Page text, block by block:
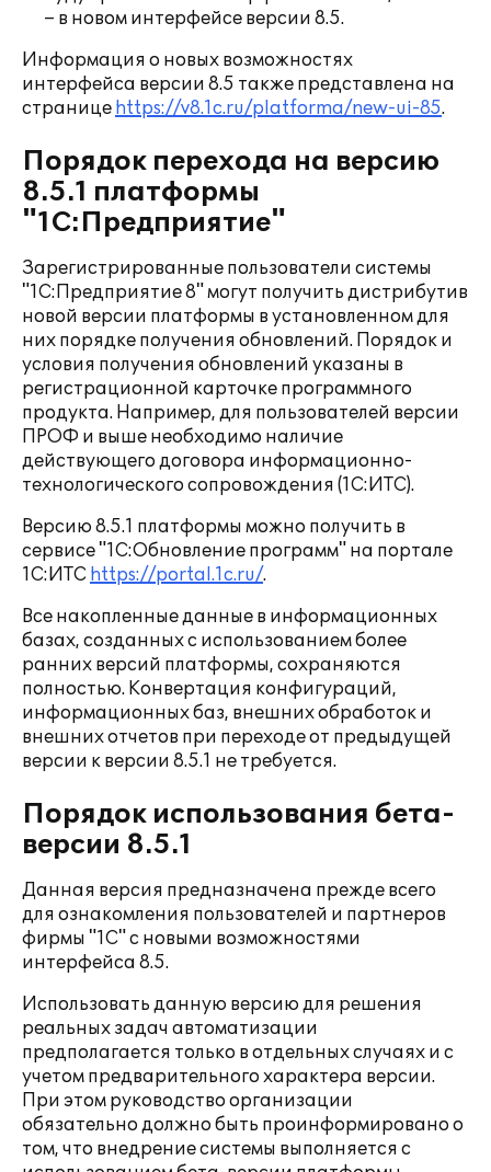
– в новом интерфейсе версии 8.5.
Информация о новых возможностях
интерфейса версии 8.5 также представлена на
странице https://v8.1c.ru/platforma/new-ui-85.
Порядок перехода на версию
8.5.1 платформы
"1С:Предприятие"
Зарегистрированные пользователи системы
"1С:Предприятие 8" могут получить дистрибутив
новой версии платформы в установленном для
них порядке получения обновлений. Порядок и
условия получения обновлений указаны в
регистрационной карточке программного
продукта. Например, для пользователей версии
ПРОФ и выше необходимо наличие
действующего договора информационно-
технологического сопровождения (1С:ИТС).
Версию 8.5.1 платформы можно получить в
сервисе "1С:Обновление программ" на портале
1С:ИТС https://portal.1c.ru/.
Все накопленные данные в информационных
базах, созданных с использованием более
ранних версий платформы, сохраняются
полностью. Конвертация конфигураций,
информационных баз, внешних обработок и
внешних отчетов при переходе от предыдущей
версии к версии 8.5.1 не требуется.
Порядок использования бета-
версии 8.5.1
Данная версия предназначена прежде всего
для ознакомления пользователей и партнеров
фирмы "1С" с новыми возможностями
интерфейса 8.5.
Использовать данную версию для решения
реальных задач автоматизации
предполагается только в отдельных случаях и с
учетом предварительного характера версии.
При этом руководство организации
обязательно должно быть проинформировано о
том, что внедрение системы выполняется с